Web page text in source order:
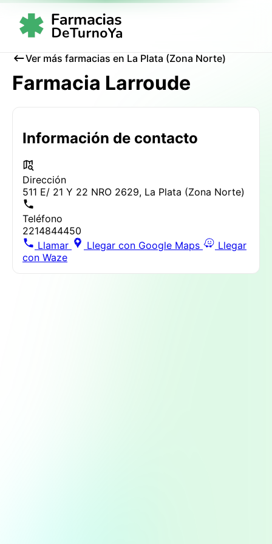
Ver más farmacias en La Plata (Zona Norte)
Farmacia Larroude
Información de contacto
Dirección
511 E/ 21 Y 22 NRO 2629, La Plata (Zona Norte)
Teléfono
2214844450
Llamar
Llegar con Google Maps
Llegar
con Waze